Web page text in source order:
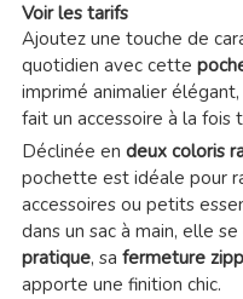
Voir les tarifs
Ajoutez une touche de
quotidien avec cette
imprimé animalier
fait un accessoire à la
Déclinée en deux coloris
pochette est idéale pour
accessoires ou petits
dans un sac à main, elle
pratique, sa fermeture
apporte une finition chic.